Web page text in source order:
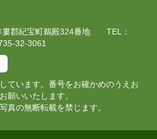
郡紀宝町鵜殿324番地 TEL：
32-3061
ています。番号をお確かめのうえお
願いいたします。
真の無断転載を禁じます。